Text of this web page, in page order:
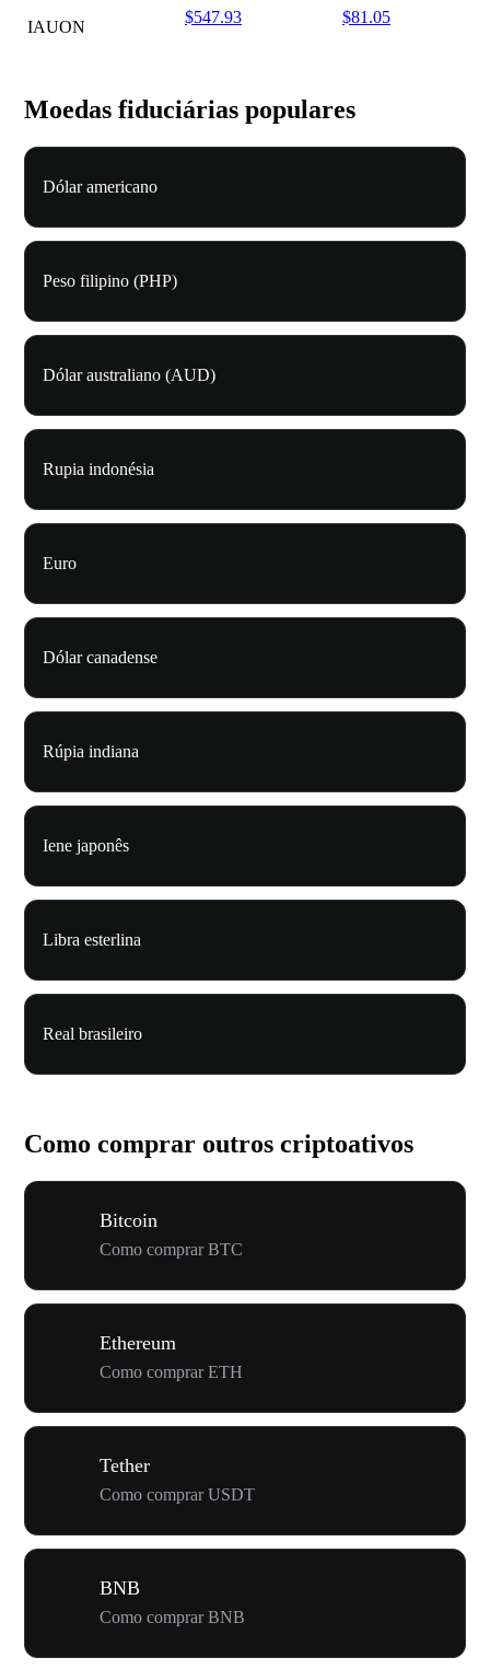
IAUON
$547.93 $81.05
Moedas fiduciárias populares
Dólar americano
Peso filipino (PHP)
Dólar australiano (AUD)
Rupia indonésia
Euro
Dólar canadense
Rúpia indiana
Iene japonês
Libra esterlina
Real brasileiro
Como comprar outros criptoativos
Bitcoin
Como comprar BTC
Ethereum
Como comprar ETH
Tether
Como comprar USDT
BNB
Como comprar BNB